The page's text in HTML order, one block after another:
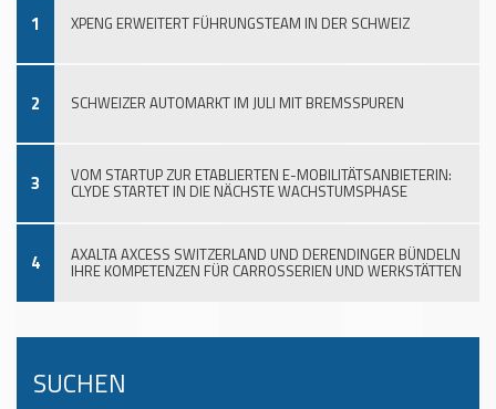
1 XPENG ERWEITERT FÜHRUNGSTEAM IN DER SCHWEIZ
2 SCHWEIZER AUTOMARKT IM JULI MIT BREMSSPUREN
3 VOM STARTUP ZUR ETABLIERTEN E-MOBILITÄTSANBIETERIN:
CLYDE STARTET IN DIE NÄCHSTE WACHSTUMSPHASE
4 AXALTA AXCESS SWITZERLAND UND DERENDINGER BÜNDELN
IHRE KOMPETENZEN FÜR CARROSSERIEN UND WERKSTÄTTEN
SUCHEN